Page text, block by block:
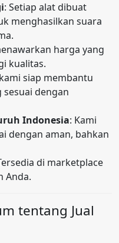
: Setiap alat dibuat
menghasilkan suara
harga yang
kualitas.
siap membantu
dengan
Indonesia: Kami
dengan aman, bahkan
di marketplace
Anda.
tentang Jual